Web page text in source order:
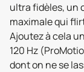
ultra fidèles, un
maximale qui
Ajoutez à cela
120 Hz
dont on ne se